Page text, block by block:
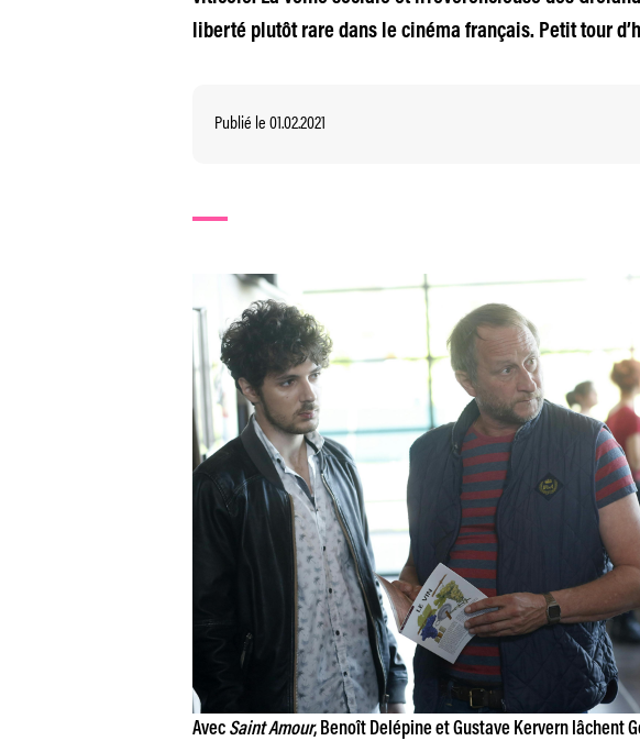
liberté plutôt rare dans le cinéma français. Petit tour
Publié le 01.02.2021
Avec Saint Amour, Benoît Delépine et Gustave Kervern lâchent